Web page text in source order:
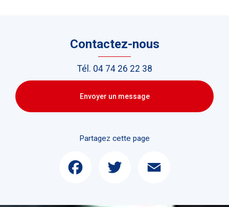
Contactez-nous
Tél. 04 74 26 22 38
Envoyer un message
Partagez cette page